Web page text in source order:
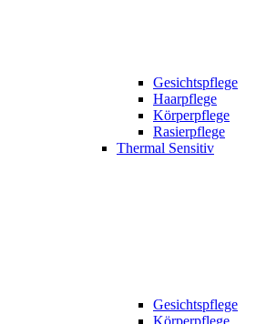
Gesichtspflege
Haarpflege
Körperpflege
Rasierpflege
Thermal Sensitiv
Gesichtspflege
Körperpflege